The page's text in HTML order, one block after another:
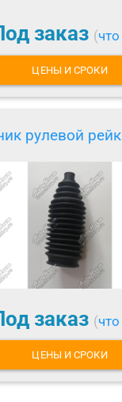
заказ (что
ЦЕНЫ И СРОКИ
рулевой
заказ (что
ЦЕНЫ И СРОКИ